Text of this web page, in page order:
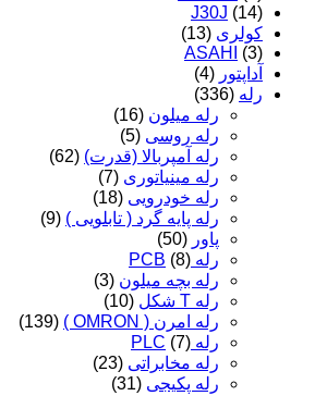
J30J (14)
کولری (13)
ASAHI
(3)
آداپتور (4)
رله (336)
رله میلون (16)
رله روسی (5)
رله آمپربالا (قدرت) (62)
رله مینیاتوری (7)
رله خودرویی (18)
رله پایه گرد ( تابلویی ) (9)
پاور (50)
رله PCB (8)
رله بچه میلون (3)
رله T شکل
(10)
رله امرن ( OMRON )
(139)
رله PLC (7)
رله مخابراتی (23)
رله پکیجی (31)